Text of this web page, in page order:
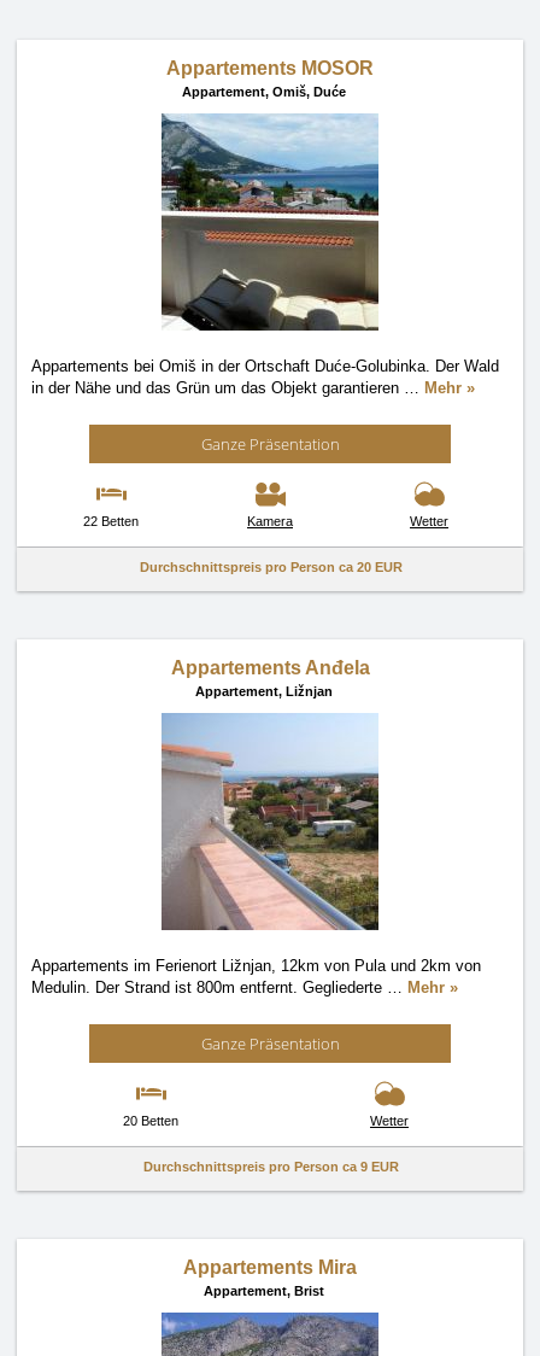
Appartements MOSOR
Appartement, Omiš, Duće
Appartements bei Omiš in der Ortschaft Duće-Golubinka. Der Wald
in der Nähe und das Grün um das Objekt garantieren … Mehr »
Ganze Präsentation
22 Betten Kamera Wetter
Durchschnittspreis pro Person ca 20 EUR
Appartements Anđela
Appartement, Ližnjan
Appartements im Ferienort Ližnjan, 12km von Pula und 2km von
Medulin. Der Strand ist 800m entfernt. Gegliederte … Mehr »
Ganze Präsentation
20 Betten Wetter
Durchschnittspreis pro Person ca 9 EUR
Appartements Mira
Appartement, Brist